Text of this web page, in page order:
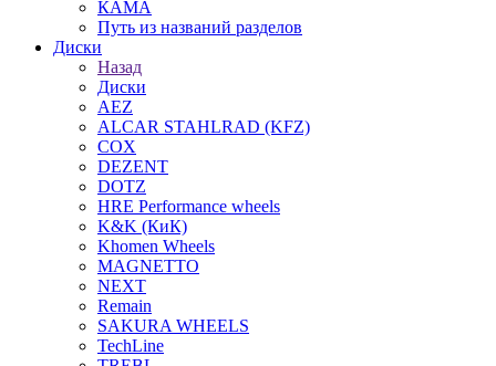
КАМА
Путь из названий разделов
Диски
Назад
Диски
AEZ
ALCAR STAHLRAD (KFZ)
COX
DEZENT
DOTZ
HRE Performance wheels
K&K (КиК)
Khomen Wheels
MAGNETTO
NEXT
Remain
SAKURA WHEELS
TechLine